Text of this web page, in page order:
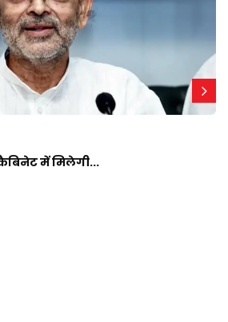
कैबिनेट में मिलेगी...